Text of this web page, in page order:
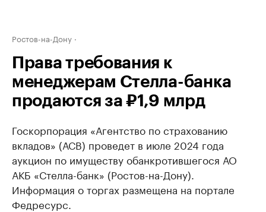
Ростов-на-Дону
Права требования к
менеджерам Стелла-банка
продаются за ₽1,9 млрд
Госкорпорация «Агентство по страхованию
вкладов» (АСВ) проведет в июле 2024 года
аукцион по имуществу обанкротившегося АО
АКБ «Стелла-банк» (Ростов-на-Дону).
Информация о торгах размещена на портале
Федресурс.